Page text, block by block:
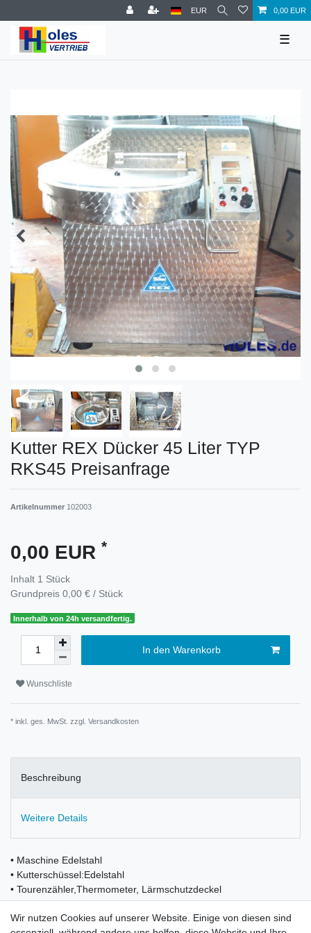
EUR 0,00 EUR
☰
Kutter REX Dücker 45 Liter TYP
RKS45 Preisanfrage
Artikelnummer 102003
0,00 EUR *
Inhalt 1 Stück
Grundpreis 0,00 € / Stück
Innerhalb von 24h versandfertig.
In den Warenkorb
Wunschliste
* inkl. ges. MwSt. zzgl. Versandkosten
Beschreibung
Weitere Details
• Maschine Edelstahl
• Kutterschüssel:Edelstahl
• Tourenzähler,Thermometer, Lärmschutzdeckel
• Stufenlose Geschwindigkeitsregelung und Mischgang.
Wir nutzen Cookies auf unserer Website. Einige von diesen sind